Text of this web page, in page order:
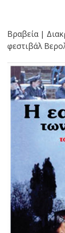
Βραβεία |
φεστιβάλ